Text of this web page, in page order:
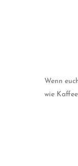
Wenn
wie